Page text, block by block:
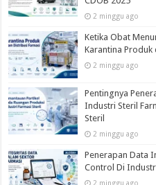
2 minggu ago
Ketika Obat
Karantina Produk
2 minggu ago
Pentingnya
Industri Steril
Steril
2 minggu ago
Penerapan Data
Control Di
2 minggu ago